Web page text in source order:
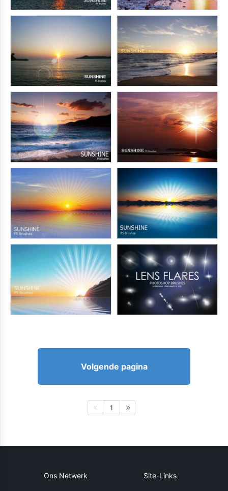
Volgende pagina
1
Ons Netwerk Site-Links